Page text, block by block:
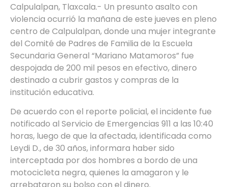
Calpulalpan, Tlaxcala.- Un presunto asalto con
violencia ocurrió la mañana de este jueves en pleno
centro de Calpulalpan, donde una mujer integrante
del Comité de Padres de Familia de la Escuela
Secundaria General “Mariano Matamoros” fue
despojada de 200 mil pesos en efectivo, dinero
destinado a cubrir gastos y compras de la
institución educativa.
De acuerdo con el reporte policial, el incidente fue
notificado al Servicio de Emergencias 911 a las 10:40
horas, luego de que la afectada, identificada como
Leydi D., de 30 años, informara haber sido
interceptada por dos hombres a bordo de una
motocicleta negra, quienes la amagaron y le